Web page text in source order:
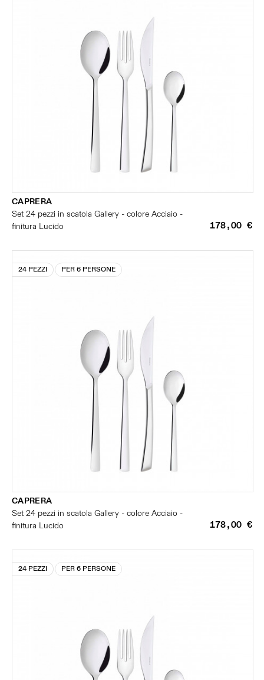
CAPRERA
Set 24 pezzi in scatola Gallery - colore Acciaio -
finitura Lucido
178,00 €
24 PEZZI PER 6 PERSONE
CAPRERA
Set 24 pezzi in scatola Gallery - colore Acciaio -
finitura Lucido
178,00 €
24 PEZZI PER 6 PERSONE